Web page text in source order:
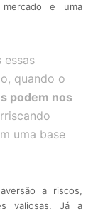
e uma
essas
quando o
podem nos
uma base
a riscos,
valiosas. Já a